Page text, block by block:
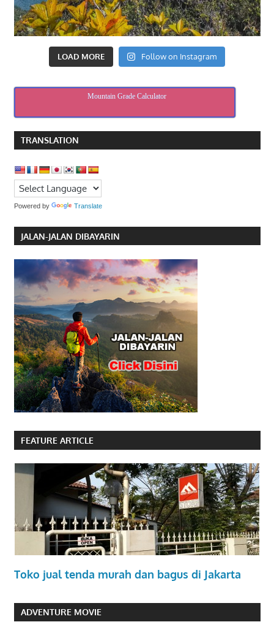
LOAD MORE Follow on Instagram
Mountain Grade Calculator
TRANSLATION
Powered by Translate
JALAN-JALAN DIBAYARIN
FEATURE ARTICLE
Toko jual tenda murah dan bagus di Jakarta
ADVENTURE MOVIE